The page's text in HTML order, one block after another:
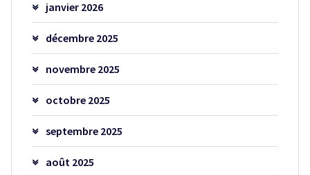
janvier 2026
décembre 2025
novembre 2025
octobre 2025
septembre 2025
août 2025